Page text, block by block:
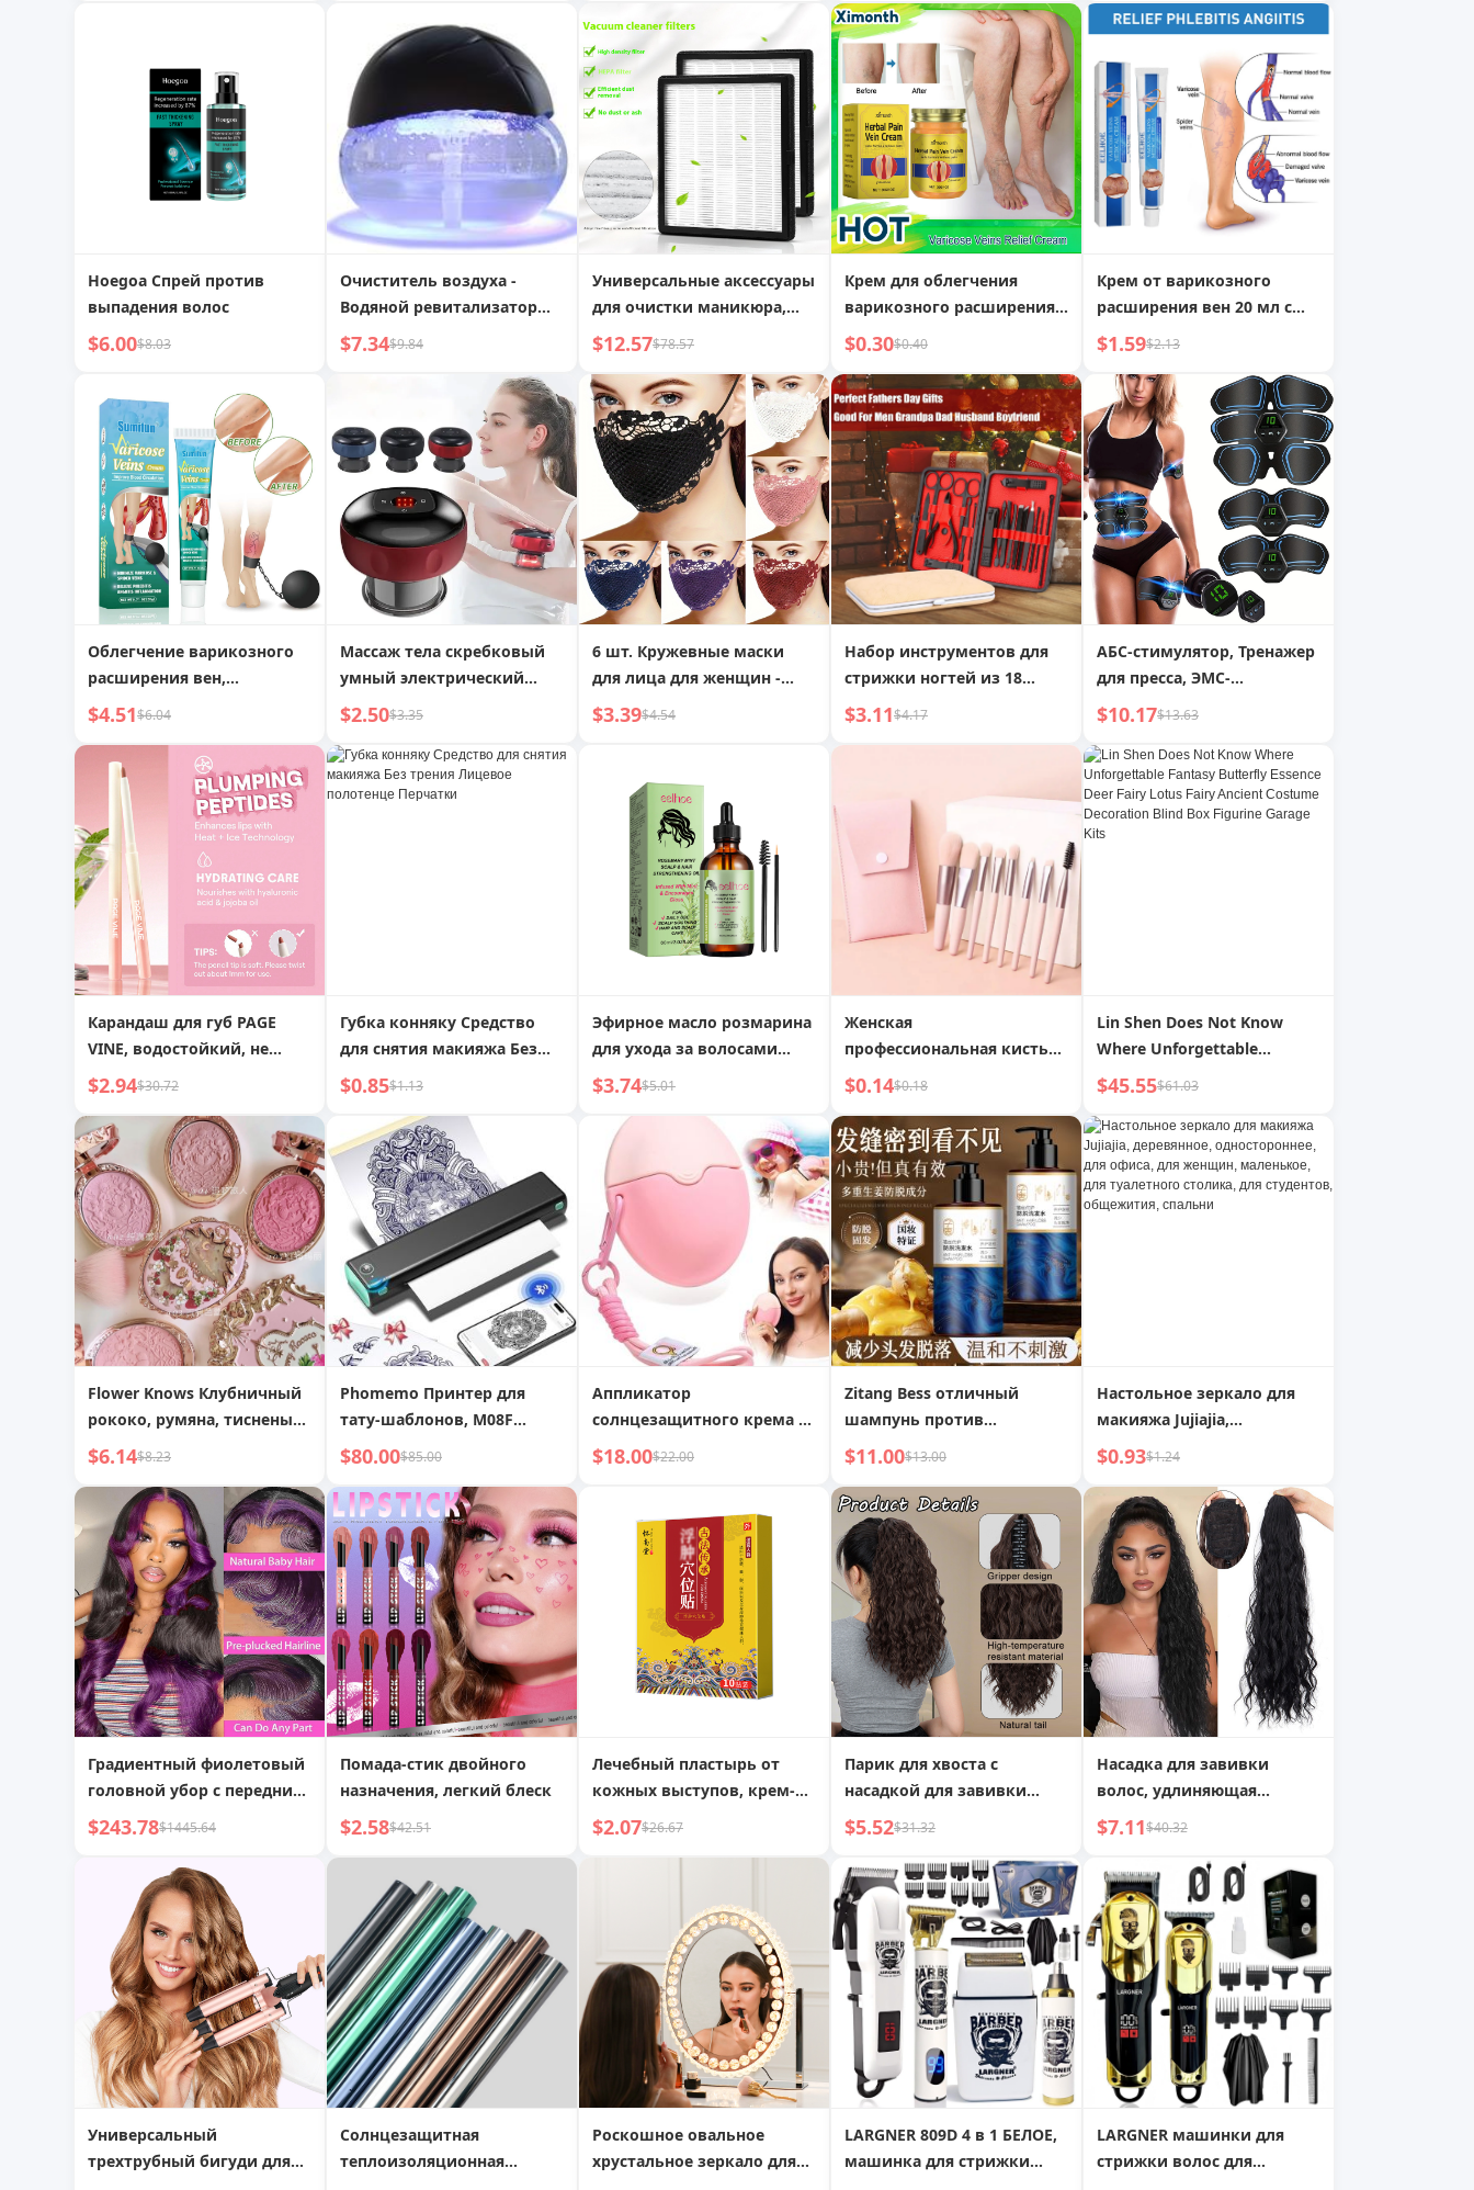
глаз
легкий очаровательный
одеколон
масло Cyperi Rhizoma,
увлажняющее и питающее
масло для ухода за
волосами
Hoegoa Спрей против
выпадения волос
$6.00$8.03
Очиститель воздуха -
Водяной ревитализатор
воздуха, мойка воздуха,
освежитель воздуха,
ароматизатор помещений,
диффузор ароматов и
эфирных масел с
регулируемой 7-цветной
светодиодной подсветкой
$7.34$9.84
Универсальные аксессуары
для очистки маникюра,
фильтрующий экран
$12.57$78.57
Крем для облегчения
варикозного расширения
вен, усталые ноги,
расширенные сосуды,
флебит, паукообразные
вены, боль, отек, лечение,
разглаживание,
покраснение кровеносных
сосудов
$0.30$0.40
Крем от варикозного
расширения вен 20 мл с
массажным карандашом,
терапия синим светом,
удаление пятен на коже
$1.59$2.13
Облегчение варикозного
расширения вен,
улучшение
кровообращения,
паукообразные
варикозные вены для
уставших тяжелых ног,
быстрое облегчение,
принадлежности для
вечеринок
$4.51$6.04
Массаж тела скребковый
умный электрический
вакуумный массажер с
подогревом, присадка для
спины, шеи, рук, зарядка с
подогревом, без батареи
$2.50$3.35
6 шт. Кружевные маски
для лица для женщин -
регулируемые ушные
петли - милые,
многоразовые
$3.39$4.54
Набор инструментов для
стрижки ногтей из 18
предметов, маникюрный
набор, педикюрный набор,
$3.11$4.17
АБС-стимулятор, Тренажер
для пресса, ЭМС-
стимулятор мышц с ЖК-
экраном, Перезаряжаемый
через USB
$10.17$13.63
Карандаш для губ PAGE
VINE, водостойкий, не
размазывающийся,
стойкий
$2.94$30.72
Губка конняку Средство
для снятия макияжа Без
трения Лицевое полотенце
Перчатки
$0.85$1.13
Эфирное масло розмарина
для ухода за волосами
восстанавливает волосы,
сухие и пушистые волосы,
гладкие волосы
$3.74$5.01
Женская
профессиональная кисть
для макияжа, набор
кистей для макияжа с
портативным чехлом для
рассыпчатой пудры,
румян, хайлайтера, теней
для век
$0.14$0.18
Lin Shen Does Not Know
Where Unforgettable
Fantasy Butterfly Essence
Deer Fairy Lotus Fairy
Ancient Costume Decoration
Blind Box Figurine Garage
Kits
$45.55$61.03
Flower Knows Клубничный
рококо, румяна, тисненые
румяна, макияж лица,
матовые, мерцающие,
водостойкие,
натуральные, нюдовые,
осветляющие скулы
$6.14$8.23
Phomemo Принтер для
тату-шаблонов, M08F
Беспроводной
термопринтер для тату
$80.00$85.00
Аппликатор
солнцезащитного крема -
портативный - ролл-он
солнцезащитный крем
$18.00$22.00
Zitang Bess отличный
шампунь против
выпадения волос
$11.00$13.00
Настольное зеркало для
макияжа Jujiajia,
деревянное,
одностороннее, для офиса,
для женщин, маленькое,
для туалетного столика,
для студентов,
общежития, спальни
$0.93$1.24
Градиентный фиолетовый
головной убор с передним
кружевом из натуральных
волос
$243.78$1445.64
Помада-стик двойного
назначения, легкий блеск
$2.58$42.51
Лечебный пластырь от
кожных выступов, крем-
пластырь от отеков
нижних конечностей
$2.07$26.67
Парик для хвоста с
насадкой для завивки
волос, эффект кукурузы,
волна
$5.52$31.32
Насадка для завивки
волос, удлиняющая
локоны с эффектом
кукурузы, волна
$7.11$40.32
Универсальный
трехтрубный бигуди для
Солнцезащитная
теплоизоляционная
Роскошное овальное
хрустальное зеркало для
LARGNER 809D 4 в 1 БЕЛОЕ,
машинка для стрижки
LARGNER машинки для
стрижки волос для